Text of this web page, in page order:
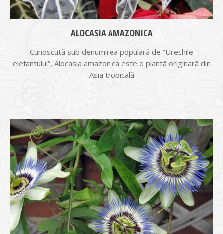
ALOCASIA AMAZONICA
Cunoscută sub denumirea populară de ”Urechile
elefantului”, Alocasia amazonica este o plantă originară din
Asia tropicală